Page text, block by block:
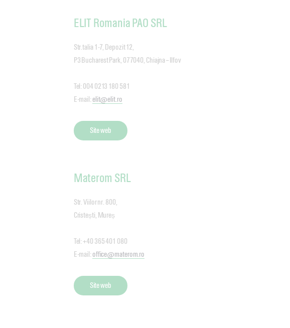
ELIT Romania PAO SRL
Str.talia 1-7, Depozit 12,
P3 Bucharest Park, 077040, Chiajna – Ilfov
Tel: 004 0213 180 581
E-mail: elit@elit.ro
Site web
Materom SRL
Str. Viilor nr. 800,
Cristești, Mureș
Tel: +40 365 401 080
E-mail: office@materom.ro
Site web